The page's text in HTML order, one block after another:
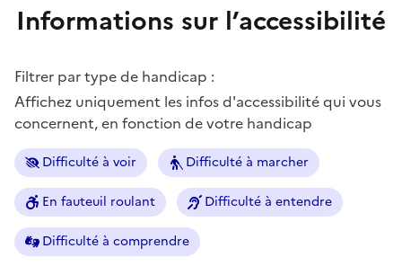
Informations sur l’accessibilité
Filtrer par type de handicap :
Affichez uniquement les infos d'accessibilité qui vous
concernent, en fonction de votre handicap
Difficulté à voir Difficulté à marcher
En fauteuil roulant Difficulté à entendre
Difficulté à comprendre